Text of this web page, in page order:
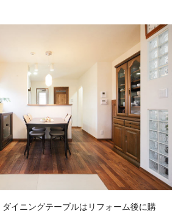
イニングテーブルはリフォーム後に購